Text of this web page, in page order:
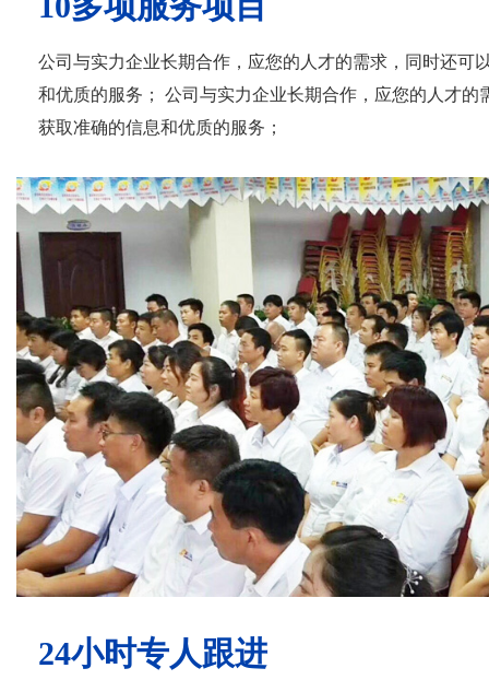
公司与实力企业长期合作，应您的人才的需求，同时还可
和优质的服务； 公司与实力企业长期合作，应您的人才
获取准确的信息和优质的服务；
24小时专人跟进